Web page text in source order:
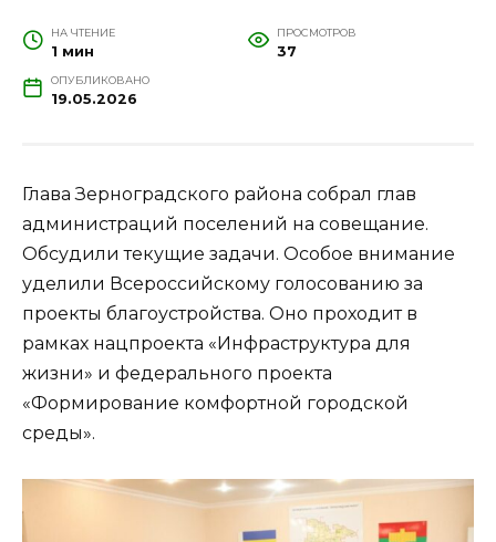
НА ЧТЕНИЕ
1 мин
ПРОСМОТРОВ
37
ОПУБЛИКОВАНО
19.05.2026
Глава Зерноградского района собрал глав
администраций поселений на совещание.
Обсудили текущие задачи. Особое внимание
уделили Всероссийскому голосованию за
проекты благоустройства. Оно проходит в
рамках нацпроекта «Инфраструктура для
жизни» и федерального проекта
«Формирование комфортной городской
среды».